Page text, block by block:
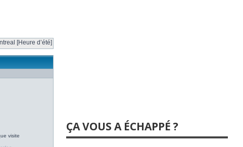
[Heure d’été]
visite
ÇA VOUS A ÉCHAPPÉ ?